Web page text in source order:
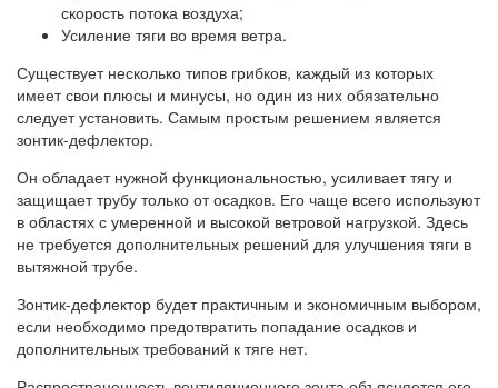
скорость потока воздуха;
Усиление тяги во время ветра.
Существует несколько типов грибков, каждый из которых
имеет свои плюсы и минусы, но один из них обязательно
следует установить. Самым простым решением является
зонтик-дефлектор.
Он обладает нужной функциональностью, усиливает тягу и
защищает трубу только от осадков. Его чаще всего используют
в областях с умеренной и высокой ветровой нагрузкой. Здесь
не требуется дополнительных решений для улучшения тяги в
вытяжной трубе.
Зонтик-дефлектор будет практичным и экономичным выбором,
если необходимо предотвратить попадание осадков и
дополнительных требований к тяге нет.